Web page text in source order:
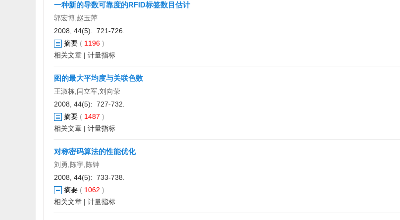
一种新的导数可靠度的RFID标签数目估计
郭宏博,赵玉萍
2008, 44(5): 721-726.
摘要 ( 1196 )
相关文章 | 计量指标
图的最大平均度与关联色数
王淑栋,闫立军,刘向荣
2008, 44(5): 727-732.
摘要 ( 1487 )
相关文章 | 计量指标
对称密码算法的性能优化
刘勇,陈宇,陈钟
2008, 44(5): 733-738.
摘要 ( 1062 )
相关文章 | 计量指标